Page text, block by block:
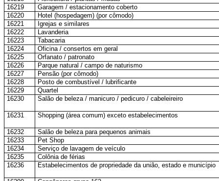
16219
Garagem / estacionamento coberto
16220
Hotel (hospedagem) (por cômodo)
16221
Igrejas e similares
16222
Lavanderia
16223
Tabacaria
16224
Oficina / consertos em geral
16225
Orfanato / patronato
16226
Parque natural / campo de naturismo
16227
Pensão (por cômodo)
16228
Posto de combustível / lubrificante
16229
Quartel
16230
Salão de beleza / manicuro / pedicuro / cabeleireiro
16231 Shopping (área comum) exceto estabelecimentos
16232
Salão de beleza para pequenos animais
16233
Pet Shop
16234
Serviço de lavagem de veículo
16235
Colônia de férias
16236
Estabelecimentos de propriedade da união, estado e município